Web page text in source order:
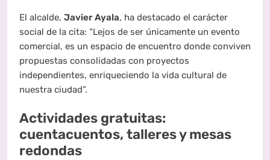
El alcalde, Javier Ayala, ha destacado el carácter
social de la cita: “Lejos de ser únicamente un evento
comercial, es un espacio de encuentro donde conviven
propuestas consolidadas con proyectos
independientes, enriqueciendo la vida cultural de
nuestra ciudad”.
Actividades gratuitas:
cuentacuentos, talleres y mesas
redondas